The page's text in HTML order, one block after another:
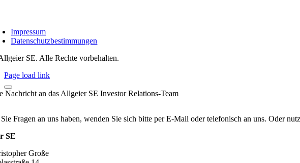
Impressum
Datenschutzbestimmungen
SE. Alle Rechte vorbehalten.
Page load link
Nachricht an das Allgeier SE Investor Relations-Team
Fragen an uns haben, wenden Sie sich bitte per E-Mail oder telefonisch an uns. Oder
SE
Große